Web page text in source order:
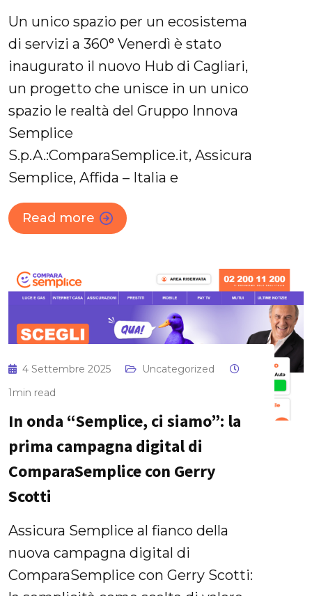
Un unico spazio per un ecosistema
di servizi a 360° Venerdì è stato
inaugurato il nuovo Hub di Cagliari,
un progetto che unisce in un unico
spazio le realtà del Gruppo Innova
Semplice
S.p.A.:ComparaSemplice.it, Assicura
Semplice, Affida – Italia e
Read more
4 Settembre 2025
Uncategorized
1min read
In onda “Semplice, ci siamo”: la
prima campagna digital di
ComparaSemplice con Gerry
Scotti
Assicura Semplice al fianco della
nuova campagna digital di
ComparaSemplice con Gerry Scotti: